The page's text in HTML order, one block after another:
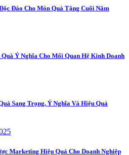
Đáo Cho Món Quà Tặng Cuối Năm
Ý Nghĩa Cho Mối Quan Hệ Kinh Doanh
Sang Trọng, Ý Nghĩa Và Hiệu Quả
Marketing Hiệu Quả Cho Doanh Nghiệp